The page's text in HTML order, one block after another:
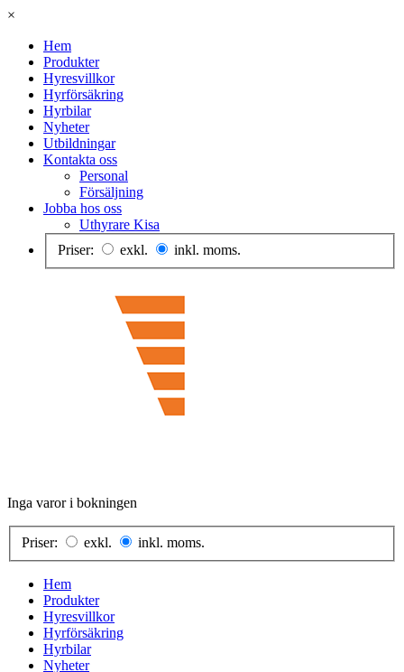
×
Hem
Produkter
Hyresvillkor
Hyrförsäkring
Hyrbilar
Nyheter
Utbildningar
Kontakta oss
Personal
Försäljning
Jobba hos oss
Uthyrare Kisa
Priser:
exkl. inkl. moms.
Inga varor i bokningen
Priser: exkl. inkl. moms.
Hem
Produkter
Hyresvillkor
Hyrförsäkring
Hyrbilar
Nyheter